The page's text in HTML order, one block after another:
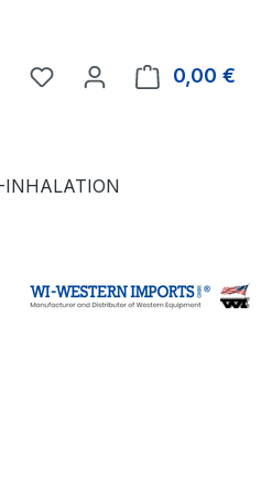
Du hast 0 Produkte auf
0,00 €
INHALATION